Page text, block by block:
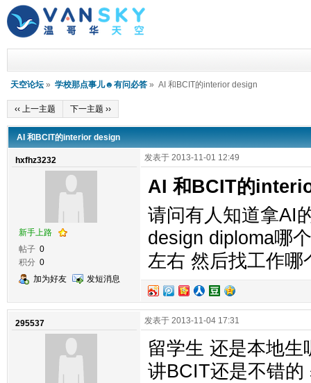
天空论坛 » 学校那点事儿☻有问必答 » AI 和BCIT的interior design
‹‹ 上一主题 下一主题 ››
AI 和BCIT的interior design
hxfhz3232
新手上路
帖子 0
积分 0
加为好友
发短消息
发表于 2013-11-01 12:49
AI 和BCIT的
请问有人知道拿AI
design diploma哪
左右 然后找工作哪
295537 发表于 2013-11-04 17:31
留学生 还是本地
讲BCIT还是不错